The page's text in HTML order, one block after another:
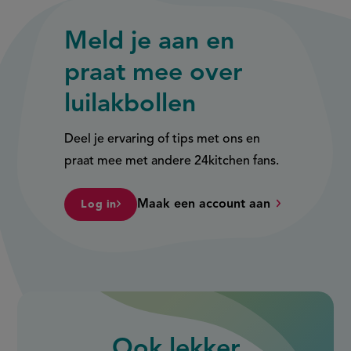
Meld je aan en
praat mee over
luilakbollen
Deel je ervaring of tips met ons en
praat mee met andere 24kitchen fans.
Log in Maak een account aan